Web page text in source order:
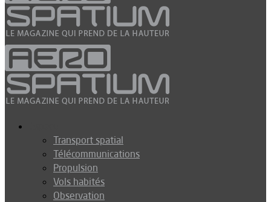
Transport spatial
Télécommunications
Propulsion
Vols habités
Observation